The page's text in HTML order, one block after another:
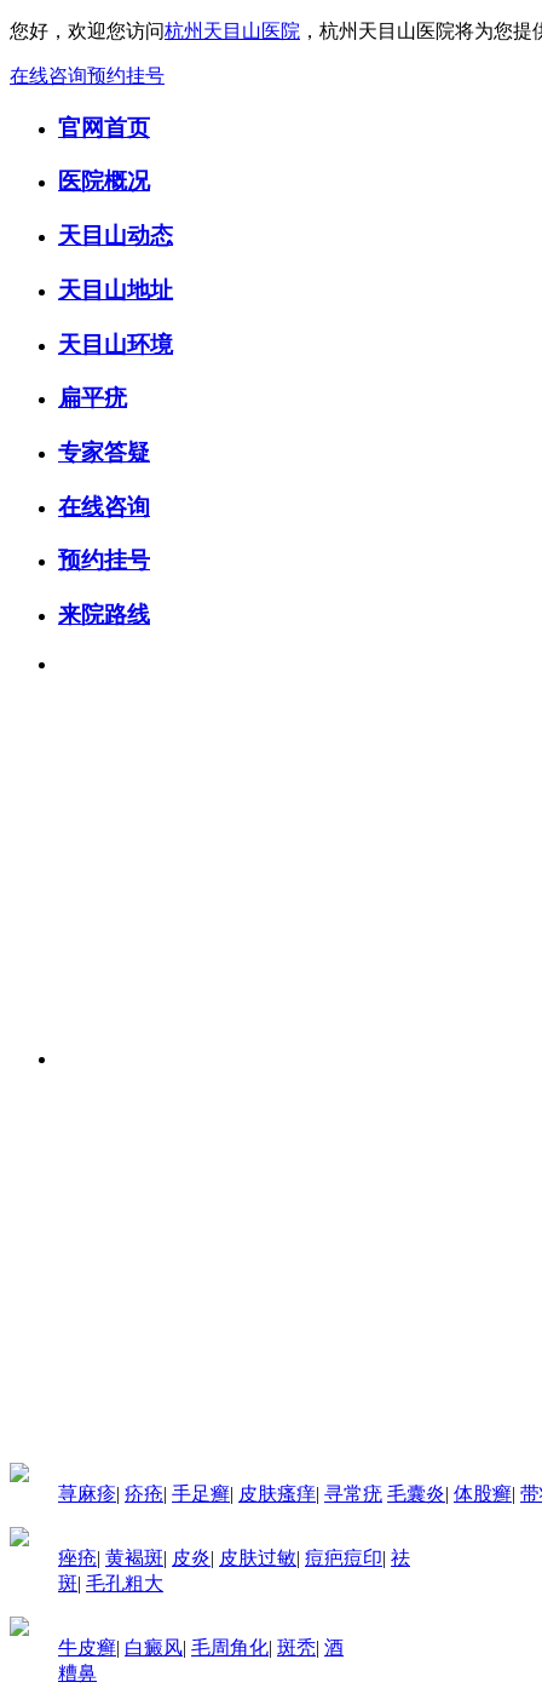
您好，欢迎您访问杭州天目山医院 ，杭州天目山医院将为您
在线咨询预约挂号
官网首页
医院概况
天目山动态
天目山地址
天目山环境
扁平疣
专家答疑
在线咨询
预约挂号
来院路线
荨麻疹| 疥疮| 手足癣| 皮肤瘙痒| 寻常疣 毛囊炎| 体股癣|
痤疮| 黄褐斑| 皮炎| 皮肤过敏| 痘疤痘印| 祛
斑| 毛孔粗大
牛皮癣| 白癜风| 毛周角化| 斑秃| 酒
糟鼻